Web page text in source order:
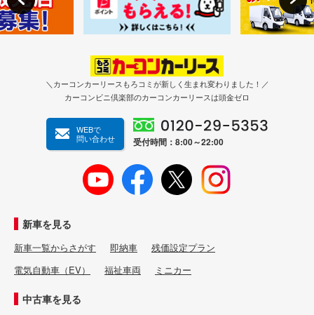
＼カーコンカーリースもろコミが新しく生まれ変わりました！／
カーコンビニ倶楽部のカーコンカーリースは頭金ゼロ
WEBで
問い合わせ
受付時間：8:00～22:00
新車を見る
新車一覧からさがす 即納車
残価設定プラン
電気自動車（EV）
福祉車両 ミニカー
中古車を見る